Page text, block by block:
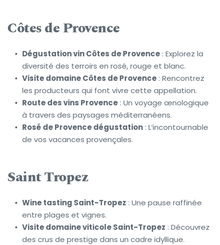
Côtes de Provence
Dégustation vin Côtes de Provence : Explorez la
diversité des terroirs en rosé, rouge et blanc.
Visite domaine Côtes de Provence : Rencontrez
les producteurs qui font vivre cette appellation.
Route des vins Provence : Un voyage œnologique
à travers des paysages méditerranéens.
Rosé de Provence dégustation : L’incontournable
de vos vacances provençales.
Saint Tropez
Wine tasting Saint-Tropez : Une pause raffinée
entre plages et vignes.
Visite domaine viticole Saint-Tropez : Découvrez
des crus de prestige dans un cadre idyllique.